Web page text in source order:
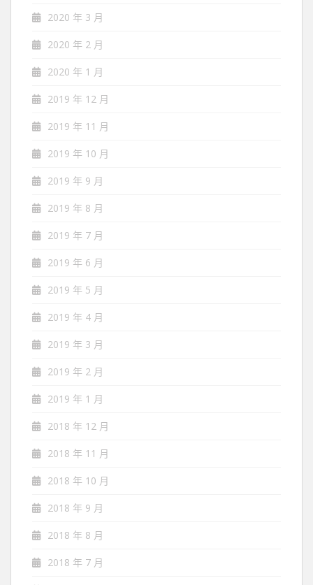
2020 年 3 月
2020 年 2 月
2020 年 1 月
2019 年 12 月
2019 年 11 月
2019 年 10 月
2019 年 9 月
2019 年 8 月
2019 年 7 月
2019 年 6 月
2019 年 5 月
2019 年 4 月
2019 年 3 月
2019 年 2 月
2019 年 1 月
2018 年 12 月
2018 年 11 月
2018 年 10 月
2018 年 9 月
2018 年 8 月
2018 年 7 月